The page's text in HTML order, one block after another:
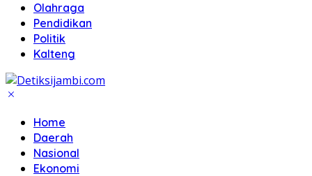
Olahraga
Pendidikan
Politik
Kalteng
Home
Daerah
Nasional
Ekonomi